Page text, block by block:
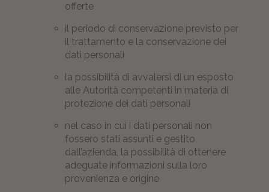
offerte
il periodo di conservazione previsto per
il trattamento e la conservazione dei
dati personali
la possibilità di avvalersi di un esposto
alle Autorità competenti in materia di
protezione dei dati personali
nel caso in cui i dati personali non
fossero stati assunti e gestito
dall’azienda, la possibilità di ottenere
adeguate informazioni sulla loro
provenienza e origine